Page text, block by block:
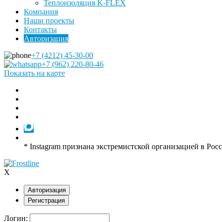
Теплоизоляция K-FLEX
Компания
Наши проекты
Контакты
Авторизация
+7 (4212) 45-30-00
+7 (962) 220-80-46
Показать на карте
* Instagram признана экстремистской организацией в
X
Авторизация
Регистрация
Логин: